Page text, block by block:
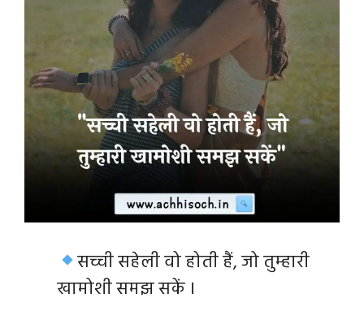
सच्ची सहेली वो होती हैं, जो तुम्हारी
खामोशी समझ सकें ।